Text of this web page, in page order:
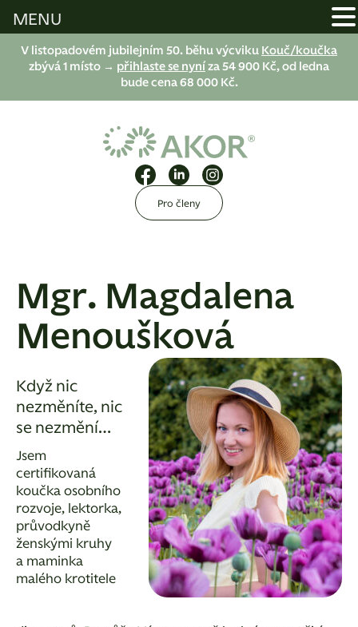
V listopadovém jubilejním 50. běhu výcviku Kouč/koučka
zbývá 1 místo → přihlaste se nyní za 54 900 Kč, od ledna
bude cena 68 000 Kč.
Pro členy
Mgr. Magdalena
Menoušková
Když nic
nezměníte, nic
se nezmění…
Jsem
certifikovaná
koučka osobního
rozvoje, lektorka,
průvodkyně
ženskými kruhy
a maminka
malého krotitele
MENU